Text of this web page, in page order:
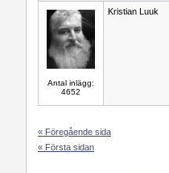
Antal inlägg:
4652
Kristian Luuk
« Föregående sida
« Första sidan